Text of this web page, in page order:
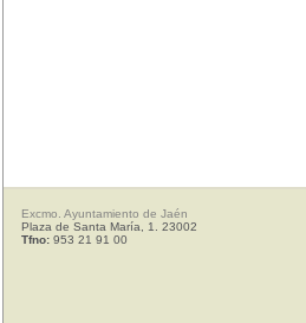
Excmo. Ayuntamiento de Jaén
Plaza de Santa María, 1. 23002
Tfno: 953 21 91 00